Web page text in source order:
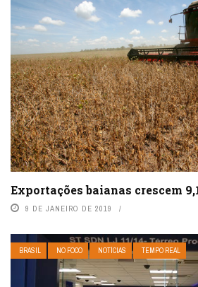
Exportações baianas crescem
9 DE JANEIRO DE 2019
BRASIL NO FOCO NOTÍCIAS TEMPO REAL